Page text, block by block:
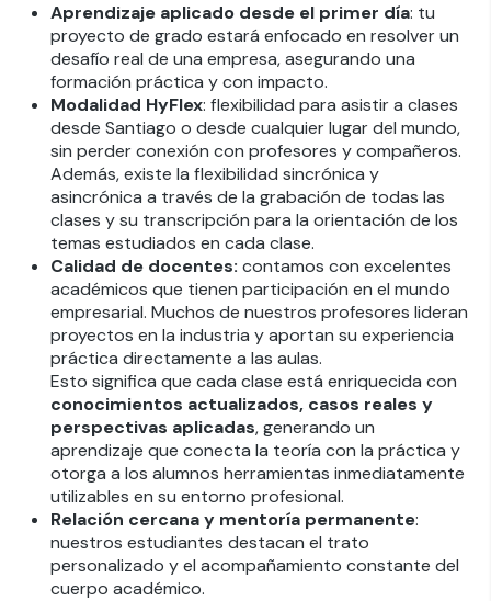
Aprendizaje aplicado desde el primer día: tu
proyecto de grado estará enfocado en resolver un
desafío real de una empresa, asegurando una
formación práctica y con impacto.
Modalidad HyFlex: flexibilidad para asistir a clases
desde Santiago o desde cualquier lugar del mundo,
sin perder conexión con profesores y compañeros.
Además, existe la flexibilidad sincrónica y
asincrónica a través de la grabación de todas las
clases y su transcripción para la orientación de los
temas estudiados en cada clase.
Calidad de docentes: contamos con excelentes
académicos que tienen participación en el mundo
empresarial. Muchos de nuestros profesores lideran
proyectos en la industria y aportan su experiencia
práctica directamente a las aulas.
Esto significa que cada clase está enriquecida con
conocimientos actualizados, casos reales y
perspectivas aplicadas, generando un
aprendizaje que conecta la teoría con la práctica y
otorga a los alumnos herramientas inmediatamente
utilizables en su entorno profesional.
Relación cercana y mentoría permanente:
nuestros estudiantes destacan el trato
personalizado y el acompañamiento constante del
cuerpo académico.